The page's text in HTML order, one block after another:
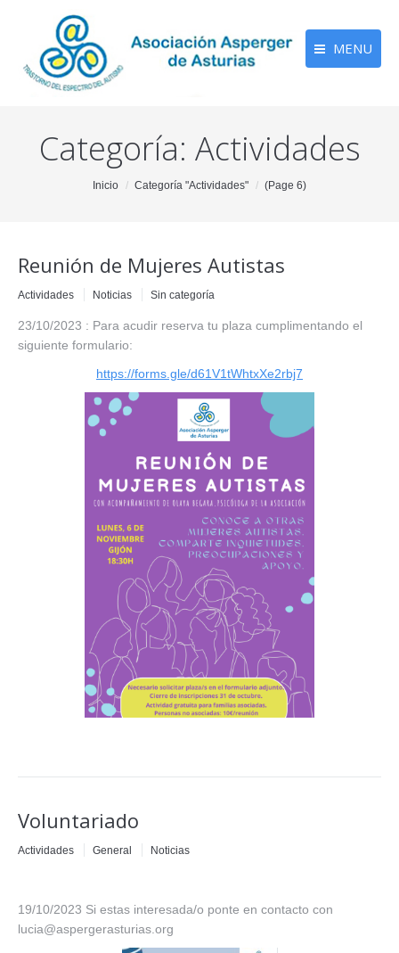
MENU
Categoría: Actividades
You are here:Inicio Categoría "Actividades" (Page 6)
Reunión de Mujeres Autistas
Actividades Noticias Sin categoría
23/10/2023 : Para acudir reserva tu plaza cumplimentando el
siguiente formulario:
https://forms.gle/d61V1tWhtxXe2rbj7
Voluntariado
Actividades General Noticias
19/10/2023 Si estas interesada/o ponte en contacto con
lucia@aspergerasturias.org